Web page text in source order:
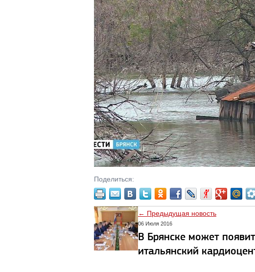
Поделиться:
← Предыдущая новость
06 Июля 2016
В Брянске может
итальянский